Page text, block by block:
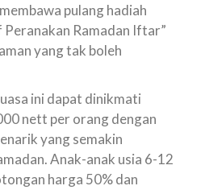
pulang hadiah
Peranakan Ramadan Iftar”
yang tak boleh
ini dapat dinikmati
nett per orang dengan
yang semakin
Anak-anak usia 6-12
harga 50% dan